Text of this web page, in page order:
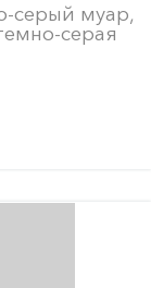
серый муар,
серая